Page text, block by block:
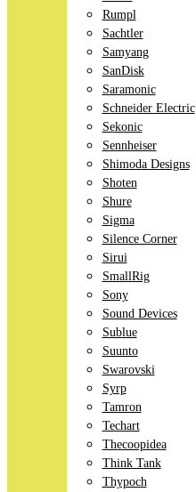
Rumpl
Sachtler
Samyang
SanDisk
Saramonic
Schneider Electric
Sekonic
Sennheiser
Shimoda Designs
Shoten
Shure
Sigma
Silence Corner
Sirui
SmallRig
Sony
Sound Devices
Sublue
Suunto
Swarovski
Syrp
Tamron
Techart
Thecoopidea
Think Tank
Thypoch